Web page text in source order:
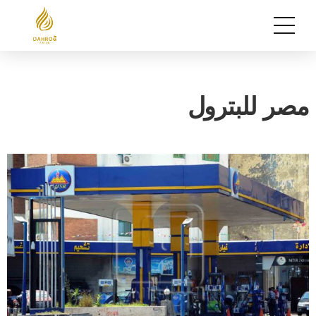
مصر للبترول